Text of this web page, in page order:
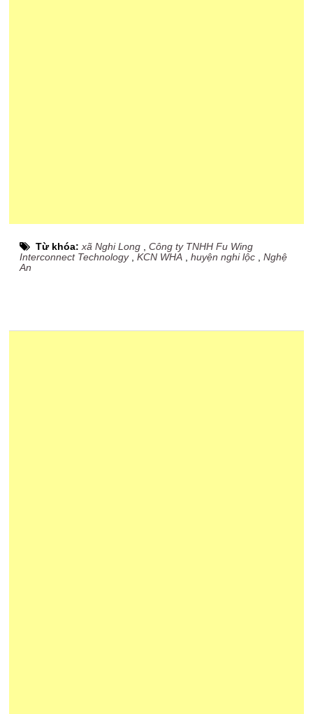
Từ khóa:xã Nghi Long ,Công ty TNHH Fu Wing
Interconnect Technology,KCN WHA ,huyện nghi lộc ,Nghệ
An